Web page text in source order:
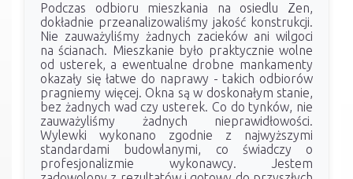
Podczas odbioru mieszkania na osiedlu Zen,
dokładnie przeanalizowaliśmy jakość konstrukcji.
Nie zauważyliśmy żadnych zacieków ani wilgoci
na ścianach. Mieszkanie było praktycznie wolne
od usterek, a ewentualne drobne mankamenty
okazały się łatwe do naprawy - takich odbiorów
pragniemy więcej. Okna są w doskonałym stanie,
bez żadnych wad czy usterek. Co do tynków, nie
zauważyliśmy żadnych nieprawidłowości.
Wylewki wykonano zgodnie z najwyższymi
standardami budowlanymi, co świadczy o
profesjonalizmie wykonawcy. Jestem